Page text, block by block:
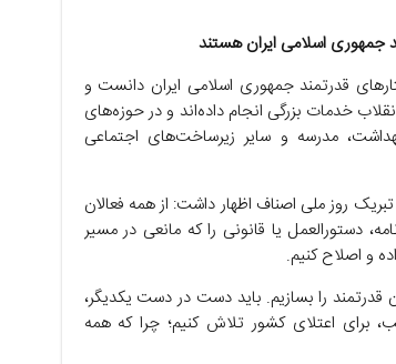
جمهوری اسلامی ایران هستند
قدرتمند جمهوری اسلامی ایران دانست و
خدمات بزرگی انجام داده‌اند و در حوزه‌های
مدرسه و سایر زیرساخت‌های اجتماعی
روز ملی اصناف اظهار داشت: از همه فعالان
دستورالعمل یا قانونی را که مانعی در مسیر
و اصلاح کنیم.
قدرتمند را بسازیم. باید دست در دست یکدیگر،
برای اعتلای کشور تلاش کنیم؛ چرا که همه